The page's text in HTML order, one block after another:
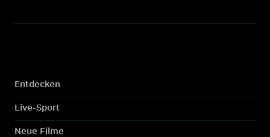
Entdecken
Live-Sport
Neue Filme